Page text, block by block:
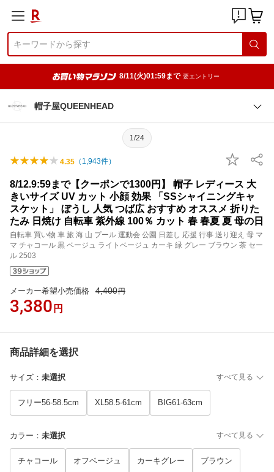
8/11(火)01:59まで 要エントリー
帽子屋QUEENHEAD
1/24
4.35 （ 1,943件）
8/12.9:59まで【クーポンで1300円】 帽子 レディース 大
きいサイズ UV カット 小顔 効果 「SSシャイニングキャ
スケット」 ぼうし 人気 つば広 おすすめ オススメ 折りた
たみ 日焼け 自転車 紫外線 100％ カット 春 春夏 夏 母の日
自転車 買い物 車 旅 海 山 プール 運動会 公園 日差し 応援 行事 送り迎え 母 マ
マ チャコール 黒 ベージュ ライトベージュ カーキ 緑 グレー ブラウン 茶 セー
ル 2503
メーカー希望小売価格 4,400円
3,380 円
商品詳細を選択
サイズ ： 未選択 すべて見る
フリー56-58.5cm XL58.5-61cm BIG61-63cm
カラー ： 未選択 すべて見る
チャコール オフベージュ カーキグレー ブラウン